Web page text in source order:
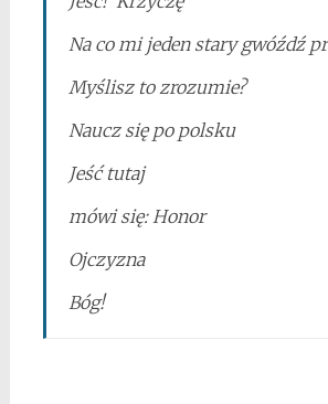
Na co mi jeden stary gwóźdź
Myślisz to zrozumie?
Naucz się po polsku
Jeść tutaj
mówi się: Honor
Ojczyzna
Bóg!